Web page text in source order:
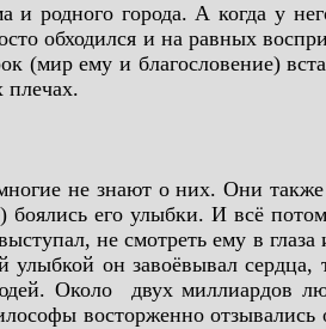
родного города. А когда у
обходился и на равных
ему и благословение)
плечах.
не знают о них. Они
его улыбки. И всё
не смотреть ему в
он завоёвывал сердца,
Около двух миллиардов
восторженно